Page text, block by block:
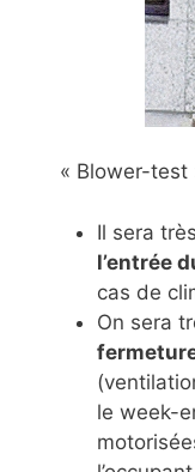
« Blower-test
Il sera
l’entrée
cas de
On sera
le week-